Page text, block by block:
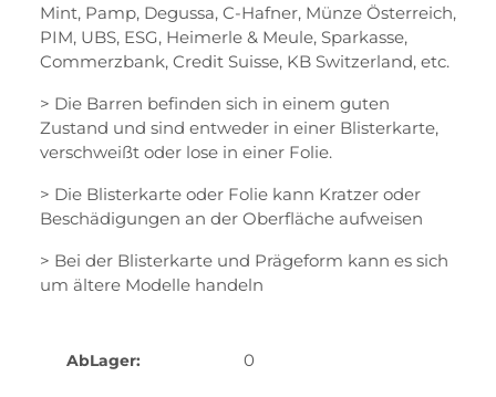
Mint, Pamp, Degussa, C-Hafner, Münze Österreich,
PIM, UBS, ESG, Heimerle & Meule, Sparkasse,
Commerzbank, Credit Suisse, KB Switzerland, etc.
> Die Barren befinden sich in einem guten
Zustand und sind entweder in einer Blisterkarte,
verschweißt oder lose in einer Folie.
> Die Blisterkarte oder Folie kann Kratzer oder
Beschädigungen an der Oberfläche aufweisen
> Bei der Blisterkarte und Prägeform kann es sich
um ältere Modelle handeln
AbLager: 0